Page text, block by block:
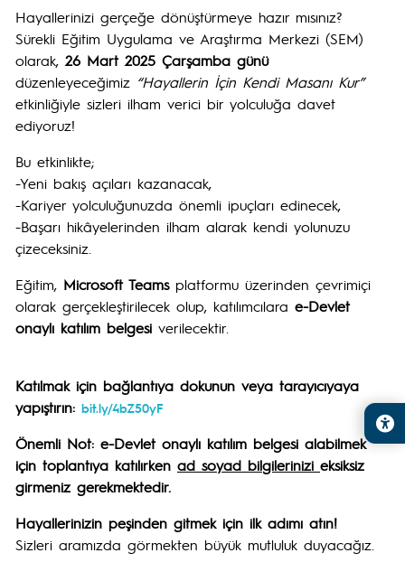
Hayallerinizi gerçeğe dönüştürmeye hazır mısınız?
Sürekli Eğitim Uygulama ve Araştırma Merkezi (SEM)
olarak, 26 Mart 2025 Çarşamba günü
düzenleyeceğimiz “Hayallerin İçin Kendi Masanı Kur”
etkinliğiyle sizleri ilham verici bir yolculuğa davet
ediyoruz!
Bu etkinlikte;
-Yeni bakış açıları kazanacak,
-Kariyer yolculuğunuzda önemli ipuçları edinecek,
-Başarı hikâyelerinden ilham alarak kendi yolunuzu
çizeceksiniz.
Eğitim, Microsoft Teamsplatformu üzerinden çevrimiçi
olarak gerçekleştirilecek olup, katılımcılara e-Devlet
onaylı katılım belgesi verilecektir.
Katılmak için bağlantıya dokunun veya tarayıcıyaya
yapıştırın: bit.ly/4bZ50yF
Önemli Not: e-Devlet onaylı katılım belgesi alabilmek
için toplantıya katılırken ad soyad bilgilerinizi eksiksiz
girmeniz gerekmektedir.
Hayallerinizin peşinden gitmek için ilk adımı atın!
Sizleri aramızda görmekten büyük mutluluk duyacağız.